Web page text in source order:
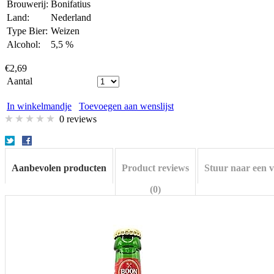
Brouwerij: Bonifatius
Land:
Nederland
Type Bier: Weizen
Alcohol:
5,5 %
€2,69
Aantal
In winkelmandje
Toevoegen aan wenslijst
0 reviews
Aanbevolen producten Product reviews
(0)
Stuur naar een